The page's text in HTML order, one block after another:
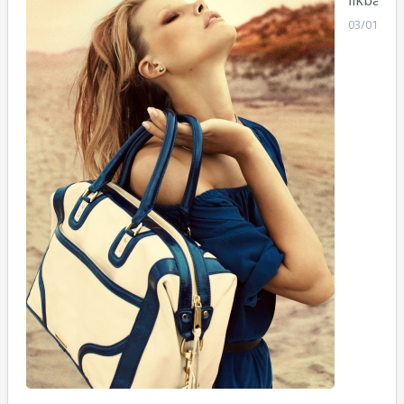
03/01/